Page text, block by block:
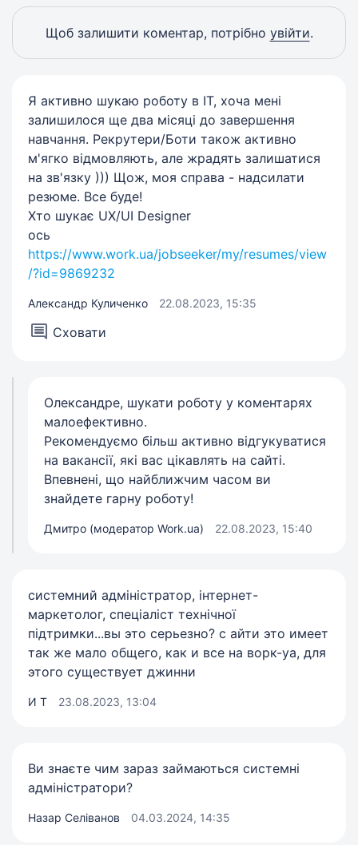
Щоб залишити коментар, потрібно увійти.
Я активно шукаю роботу в ІТ, хоча мені
залишилося ще два місяці до завершення
навчання. Рекрутери/Боти також активно
м'ягко відмовляють, але жрадять залишатися
на зв'язку ))) Щож, моя справа - надсилати
резюме. Все буде!
Хто шукає UX/UI Designer
ось
https://www.work.ua/jobseeker/my/resumes/view
/?id=9869232
Александр Куличенко 22.08.2023, 15:35
Сховати
Олександре, шукати роботу у коментарях
малоефективно.
Рекомендуємо більш активно відгукуватися
на вакансії, які вас цікавлять на сайті.
Впевнені, що найближчим часом ви
знайдете гарну роботу!
Дмитро (модератор Work.ua) 22.08.2023, 15:40
системний адміністратор, інтернет-
маркетолог, спеціаліст технічної
підтримки...вы это серьезно? c айти это имеет
так же мало общего, как и все на ворк-уа, для
этого существует джинни
И Т 23.08.2023, 13:04
Ви знаєте чим зараз займаються системні
адміністратори?
Назар Селіванов 04.03.2024, 14:35